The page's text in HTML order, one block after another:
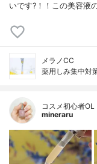
いです?！！この美容液
メラノCC
薬用しみ集中対
コスメ初心者OL
mineraru